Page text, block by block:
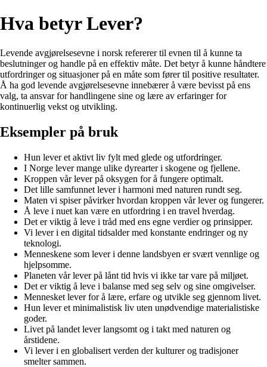
Hva betyr Lever?
Levende avgjørelsesevne i norsk refererer til evnen til å kunne ta
beslutninger og handle på en effektiv måte. Det betyr å kunne håndtere
utfordringer og situasjoner på en måte som fører til positive resultater.
Å ha god levende avgjørelsesevne innebærer å være bevisst på ens
valg, ta ansvar for handlingene sine og lære av erfaringer for
kontinuerlig vekst og utvikling.
Eksempler på bruk
Hun lever et aktivt liv fylt med glede og utfordringer.
I Norge lever mange ulike dyrearter i skogene og fjellene.
Kroppen vår lever på oksygen for å fungere optimalt.
Det lille samfunnet lever i harmoni med naturen rundt seg.
Maten vi spiser påvirker hvordan kroppen vår lever og fungerer.
Å leve i nuet kan være en utfordring i en travel hverdag.
Det er viktig å leve i tråd med ens egne verdier og prinsipper.
Vi lever i en digital tidsalder med konstante endringer og ny
teknologi.
Menneskene som lever i denne landsbyen er svært vennlige og
hjelpsomme.
Planeten vår lever på lånt tid hvis vi ikke tar vare på miljøet.
Det er viktig å leve i balanse med seg selv og sine omgivelser.
Mennesket lever for å lære, erfare og utvikle seg gjennom livet.
Hun lever et minimalistisk liv uten unødvendige materialistiske
goder.
Livet på landet lever langsomt og i takt med naturen og
årstidene.
Vi lever i en globalisert verden der kulturer og tradisjoner
smelter sammen.